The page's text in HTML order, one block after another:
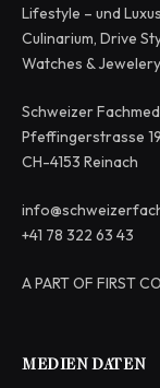
Lifestyle – und
Culinarium, Drive
Watches &
Schweizer
Pfeffingerstrasse 19
CH-4153 Reinach
+41 78 322 63 43
A PART OF FIRST
MEDIEN DATEN